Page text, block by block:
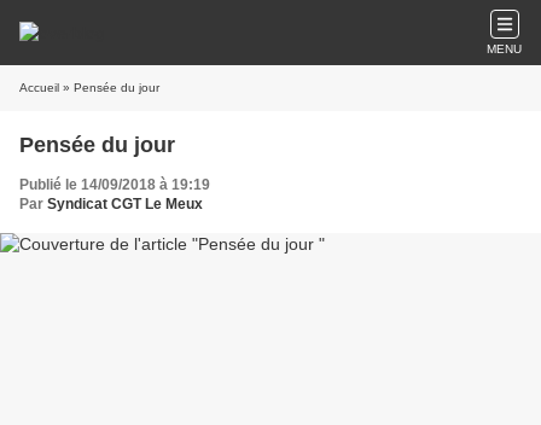
MENU
Accueil » Pensée du jour
Pensée du jour
Publié le 14/09/2018 à 19:19
Par Syndicat CGT Le Meux